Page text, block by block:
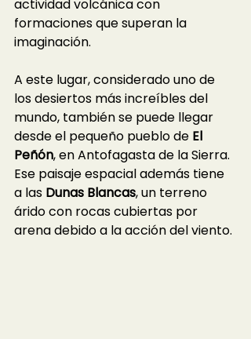
actividad volcánica con
formaciones que superan la
imaginación.
A este lugar, considerado uno de
los desiertos más increíbles del
mundo, también se puede llegar
desde el pequeño pueblo de El
Peñón, en Antofagasta de la Sierra.
Ese paisaje espacial además tiene
a las Dunas Blancas, un terreno
árido con rocas cubiertas por
arena debido a la acción del viento.